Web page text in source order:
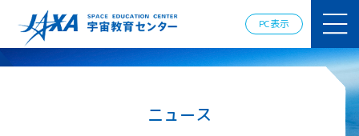
PC表示
ミー
ロスペース
情報の発
ニュース